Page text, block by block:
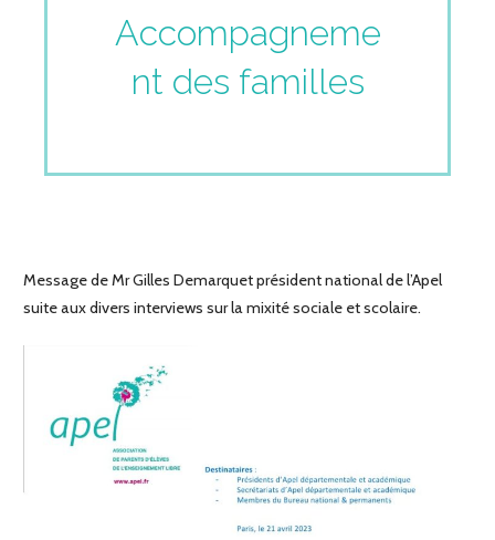
Accompagneme
nt des familles
Message de Mr Gilles Demarquet président national de l’Apel
suite aux divers interviews sur la mixité sociale et scolaire.